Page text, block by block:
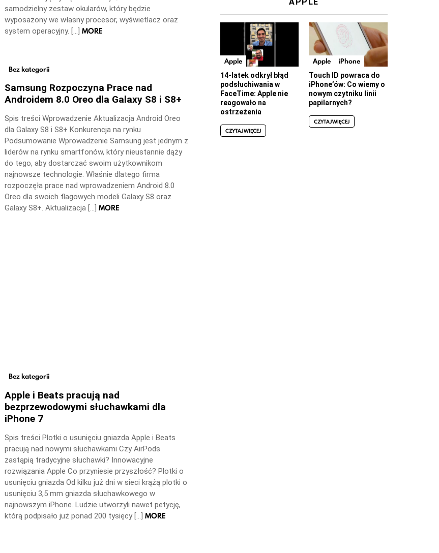
samodzielny zestaw okularów, który będzie
wyposażony we własny procesor, wyświetlacz oraz
system operacyjny. […] MORE
Bez kategorii
Samsung Rozpoczyna Prace nad
Androidem 8.0 Oreo dla Galaxy S8 i S8+
Spis treści Wprowadzenie Aktualizacja Android Oreo
dla Galaxy S8 i S8+ Konkurencja na rynku
Podsumowanie Wprowadzenie Samsung jest jednym z
liderów na rynku smartfonów, który nieustannie dąży
do tego, aby dostarczać swoim użytkownikom
najnowsze technologie. Właśnie dlatego firma
rozpoczęła prace nad wprowadzeniem Android 8.0
Oreo dla swoich flagowych modeli Galaxy S8 oraz
Galaxy S8+. Aktualizacja […] MORE
Bez kategorii
Apple i Beats pracują nad
bezprzewodowymi słuchawkami dla
iPhone 7
Spis treści Plotki o usunięciu gniazda Apple i Beats
pracują nad nowymi słuchawkami Czy AirPods
zastąpią tradycyjne słuchawki? Innowacyjne
rozwiązania Apple Co przyniesie przyszłość? Plotki o
usunięciu gniazda Od kilku już dni w sieci krążą plotki o
usunięciu 3,5 mm gniazda słuchawkowego w
najnowszym iPhone. Ludzie utworzyli nawet petycję,
którą podpisało już ponad 200 tysięcy […] MORE
APPLE
Apple
14-latek odkrył błąd
podsłuchiwania w
FaceTime: Apple nie
reagowało na
ostrzeżenia
CZYTAJ WIĘCEJ
Apple iPhone
Touch ID powraca do
iPhone’ów: Co wiemy o
nowym czytniku linii
papilarnych?
CZYTAJ WIĘCEJ